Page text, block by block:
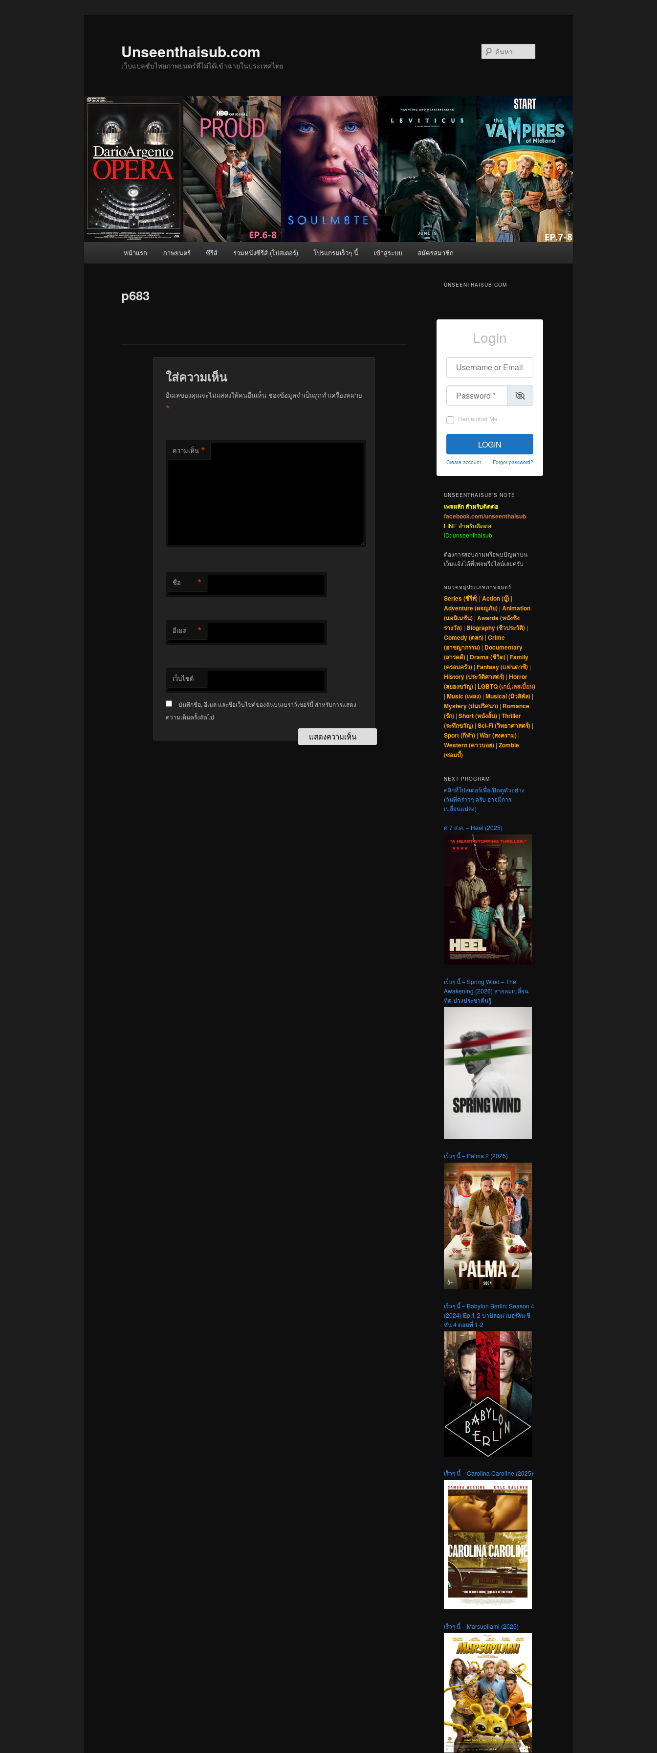
Unseenthaisub.com
เว็บแปลซับไทยภาพยนตร์ที่ไม่ได้เข้าฉายในประเทศไทย
หน้าแรก ภาพยนตร์ ซีรีส์ รวมหนังซีรีส์ (โปสเตอร์) โปรแกรมเร็วๆ นี้ เข้าสู่ระบบ สมัครสมาชิก
p683
ใส่ความเห็น
อีเมลของคุณจะไม่แสดงให้คนอื่นเห็น ช่องข้อมูลจำเป็นถูกทำเครื่องหมาย
*
ความเห็น *
ชื่อ *
อีเมล *
เว็บไซต์
บันทึกชื่อ, อีเมล และชื่อเว็บไซต์ของฉันบนเบราว์เซอร์นี้ สำหรับการแสดง
ความเห็นครั้งถัดไป
UNSEENTHAISUB.COM
Login
Username or Email
Password
Remember Me
LOGIN
Create account Forgot password?
UNSEENTHAISUB’S NOTE
เพจหลัก สำหรับติดต่อ
facebook.com/unseenthaisub
LINE สำหรับติดต่อ
ID: unseenthaisub
ต้องการสอบถามหรือพบปัญหาบน
เว็บแจ้งได้ที่เพจหรือไลน์เลยครับ
หมวดหมู่ประเภทภาพยนตร์
Series (ซีรีส์) | Action (บู๊) |
Adventure (ผจญภัย) | Animation
(แอนิเมชัน) | Awards (หนังชิง
รางวัล) | Biography (ชีวประวัติ) |
Comedy (ตลก) | Crime
(อาชญากรรม) | Documentary
(สารคดี) | Drama (ชีวิต) | Family
(ครอบครัว) | Fantasy (แฟนตาซี) |
History (ประวัติศาสตร์) | Horror
(สยองขวัญ) | LGBTQ (เกย์,เลสเบี้ยน)
| Music (เพลง) | Musical (มิวสิคัล) |
Mystery (ปมปริศนา) | Romance
(รัก) | Short (หนังสั้น) | Thriller
(ระทึกขวัญ) | Sci-Fi (วิทยาศาสตร์) |
Sport (กีฬา) | War (สงคราม) |
Western (คาวบอย) | Zombie
(ซอมบี้)
NEXT PROGRAM
คลิกที่โปสเตอร์เพื่อเปิดดูตัวอย่าง
(วันที่คร่าวๆ ครับ อาจมีการ
เปลี่ยนแปลง)
ศ 7 ส.ค. – Heel (2025)
เร็วๆ นี้ – Spring Wind – The
Awakening (2026) สายลมเปลี่ยน
ทิศ ปวงประชาตื่นรู้
เร็วๆ นี้ – Palma 2 (2025)
เร็วๆ นี้ – Babylon Berlin: Season 4
(2024) Ep.1-2 บาบิลอน เบอร์ลิน ซี
ซัน 4 ตอนที่ 1-2
เร็วๆ นี้ – Carolina Caroline (2025)
เร็วๆ นี้ – Marsupilami (2025)